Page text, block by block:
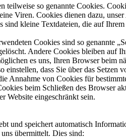
teilweise so genannte Cookies.
Viren. Cookies dienen dazu,
sind kleine Textdateien, die auf
Cookies sind so genannte
Andere Cookies bleiben auf
es uns, Ihren Browser beim
einstellen, dass Sie über das
Annahme von Cookies für
beim Schließen des Browser
Website eingeschränkt sein.
und speichert automatisch
übermittelt. Dies sind: